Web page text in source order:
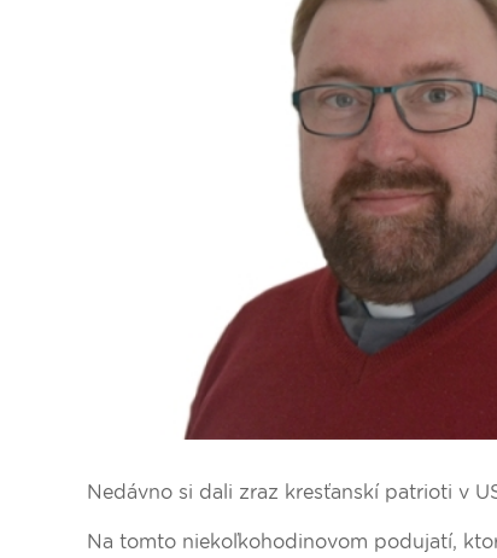
Nedávno si dali zraz kresťanskí patrioti v
Na tomto niekoľkohodinovom podujatí,
Dopravný servis